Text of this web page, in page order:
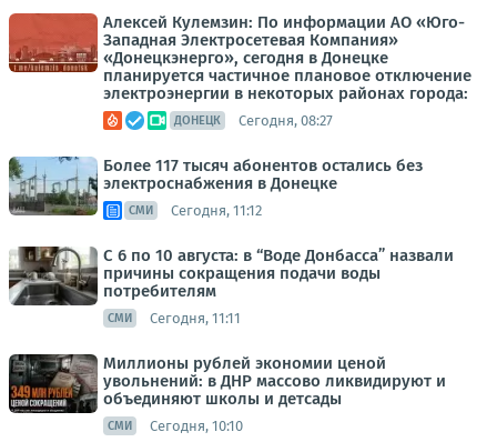
Алексей Кулемзин: По информации АО «Юго-
Западная Электросетевая Компания»
«Донецкэнерго», сегодня в Донецке
планируется частичное плановое отключение
электроэнергии в некоторых районах города:
ДОНЕЦК Сегодня, 08:27
Более 117 тысяч абонентов остались без
электроснабжения в Донецке
СМИ Сегодня, 11:12
С 6 по 10 августа: в “Воде Донбасса” назвали
причины сокращения подачи воды
потребителям
СМИ Сегодня, 11:11
Миллионы рублей экономии ценой
увольнений: в ДНР массово ликвидируют и
объединяют школы и детсады
СМИ Сегодня, 10:10